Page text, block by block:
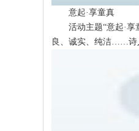
意起·享童真
活动主题“意起·享
良、诚实、纯洁……诗